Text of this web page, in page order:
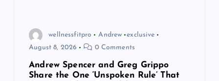
wellnessfitpro Andrew
exclusive
August 8, 2026
0 Comments
Andrew Spencer and Greg Grippo
Share the One ‘Unspoken Rule’ That